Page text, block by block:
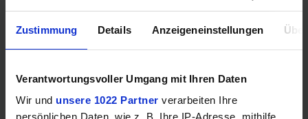
Zustimmung Details Anzeigeneinstellungen
Verantwortungsvoller Umgang mit Ihren Daten
Wir und unsere 1022 Partner verarbeiten Ihre
persönlichen Daten, wie z. B. Ihre IP-Adresse, mithilfe
Videoanschlüsse